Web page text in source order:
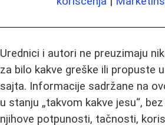
Urednici i autori ne preuzimaju
za bilo kakve greške ili propuste
sajta. Informacije sadržane na
u stanju „takvom kakve jesu“,
njihove potpunosti, tačnosti,